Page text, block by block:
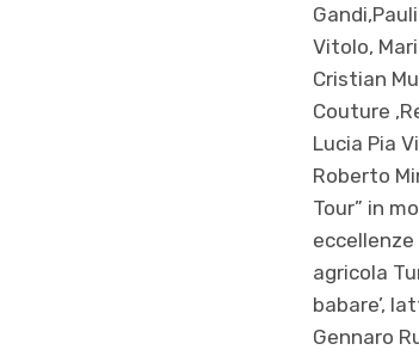
Vitolo,
Cristian
Couture
Lucia Pia
Roberto
Tour” in
agricola
babare’,
Gennaro